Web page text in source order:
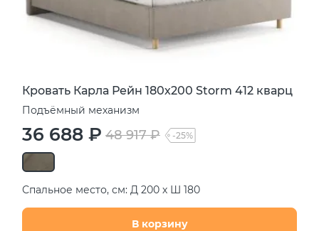
Кровать Карла Рейн 180х200 Storm 412 кварц
Подъёмный механизм
36 688 ₽ 48 917 ₽ -25%
Спальное место, см: Д 200 х Ш 180
В корзину